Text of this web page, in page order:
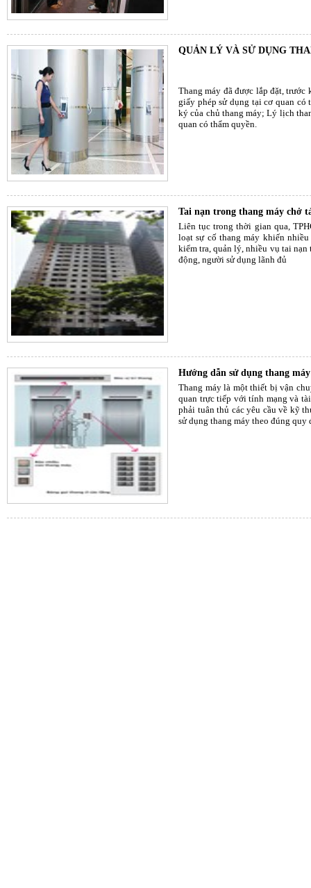
QUẢN LÝ VÀ SỬ DỤNG
Thang máy đã được lắp đặt, trước
giấy phép sử dụng tại cơ quan
ký của chủ thang máy; Lý lịch
quan có thẩm quyền.
Tai nạn trong thang máy chở
Liên tục trong thời gian qua,
loạt sự cố thang máy khiến
kiểm tra, quản lý, nhiều vụ tai nạn
động, người sử dụng lãnh đủ
Hướng dẫn sử dụng thang
Thang máy là một thiết bị vận
quan trực tiếp với tính mạng và
phải tuân thủ các yêu cầu về kỹ
sử dụng thang máy theo đúng quy